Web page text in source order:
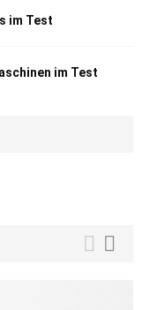
im Test
im Test